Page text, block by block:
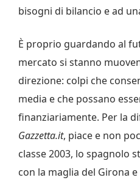
bisogni di bilancio e ad
È proprio guardando al
mercato si stanno
direzione: colpi che
media e che possano
finanziariamente. Per la
Gazzetta.it, piace e non
classe 2003, lo spagnolo
con la maglia del Girona